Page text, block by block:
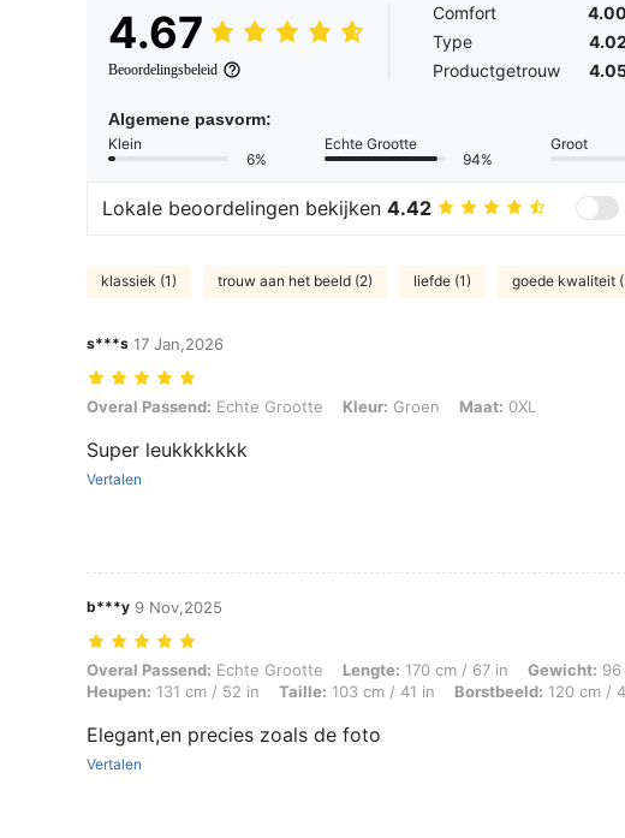
4.67
Beoordelingsbeleid
Comfort
4.00
Type
4.02
Productgetrouw
Algemene pasvorm:
Klein
6%
Echte Grootte
94%
Groot
Lokale beoordelingen bekijken 4.42
klassiek (1) trouw aan het beeld (2) liefde (1) goede kwaliteit
s***s 17 Jan,2026
Overal Passend: Echte Grootte, Kleur: Groen, Maat: 0XL
Overal Passend: Echte Grootte Kleur: Groen Maat: 0XL
Super leukkkkkkk
Vertalen
b***y 9 Nov,2025
Overal Passend: Echte Grootte, Lengte: 170 cm / 67 in, Gewicht: 96 kg / 212
Overal Passend: Echte Grootte Lengte: 170 cm / 67 in Gewicht: 96
Heupen: 131 cm / 52 in Taille: 103 cm / 41 in Borstbeeld: 120 cm /
Elegant,en precies zoals de foto
Vertalen